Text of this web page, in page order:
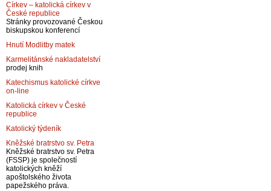
Církev – katolická církev v
České republice
Stránky provozované Českou
biskupskou konferencí
Hnutí Modlitby matek
Karmelitánské nakladatelství
prodej knih
Katechismus katolické církve
on-line
Katolická církev v České
republice
Katolický týdeník
Kněžské bratrstvo sv. Petra
Kněžské bratrstvo sv. Petra
(FSSP) je společností
katolických kněží
apoštolského života
papežského práva.